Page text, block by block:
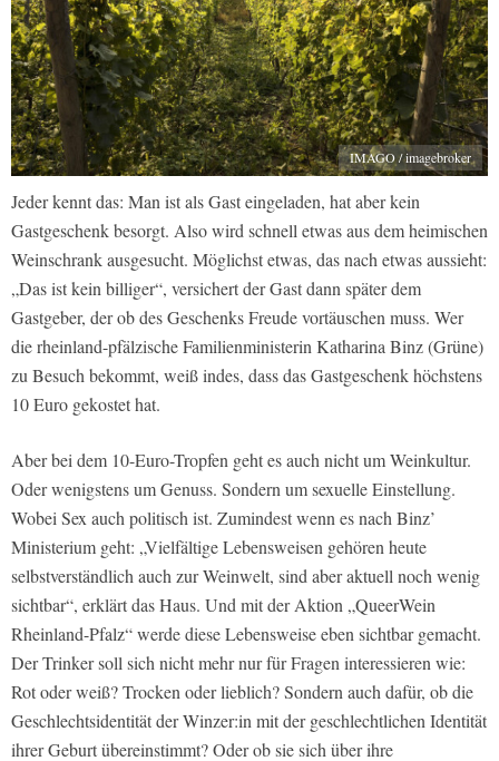
IMAGO / imagebroker
Jeder kennt das: Man ist als Gast eingeladen, hat aber kein
Gastgeschenk besorgt. Also wird schnell etwas aus dem heimischen
Weinschrank ausgesucht. Möglichst etwas, das nach etwas aussieht:
„Das ist kein billiger“, versichert der Gast dann später dem
Gastgeber, der ob des Geschenks Freude vortäuschen muss. Wer
die rheinland-pfälzische Familienministerin Katharina Binz (Grüne)
zu Besuch bekommt, weiß indes, dass das Gastgeschenk höchstens
10 Euro gekostet hat.
Aber bei dem 10-Euro-Tropfen geht es auch nicht um Weinkultur.
Oder wenigstens um Genuss. Sondern um sexuelle Einstellung.
Wobei Sex auch politisch ist. Zumindest wenn es nach Binz’
Ministerium geht: „Vielfältige Lebensweisen gehören heute
selbstverständlich auch zur Weinwelt, sind aber aktuell noch wenig
sichtbar“, erklärt das Haus. Und mit der Aktion „QueerWein
Rheinland-Pfalz“ werde diese Lebensweise eben sichtbar gemacht.
Der Trinker soll sich nicht mehr nur für Fragen interessieren wie:
Rot oder weiß? Trocken oder lieblich? Sondern auch dafür, ob die
Geschlechtsidentität der Winzer:in mit der geschlechtlichen Identität
ihrer Geburt übereinstimmt? Oder ob sie sich über ihre